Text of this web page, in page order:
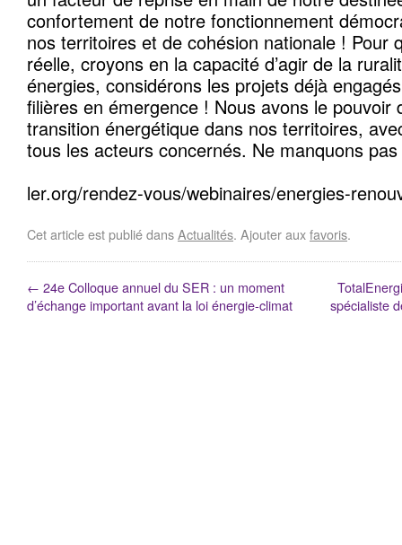
confortement de notre fonctionnement
nos territoires et de cohésion nationale ! Pour
réelle, croyons en la capacité d’agir de la
énergies, considérons les projets déjà
filières en émergence ! Nous avons le pouvoir
transition énergétique dans nos territoires,
tous les acteurs concernés. Ne manquons
ler.org/rendez-vous/webinaires/energies-
Cet article est publié dansActualités. Ajouter auxfavoris.
← 24e Colloque annuel du SER : un moment
d’échange important avant la loi énergie-climat
spécialiste